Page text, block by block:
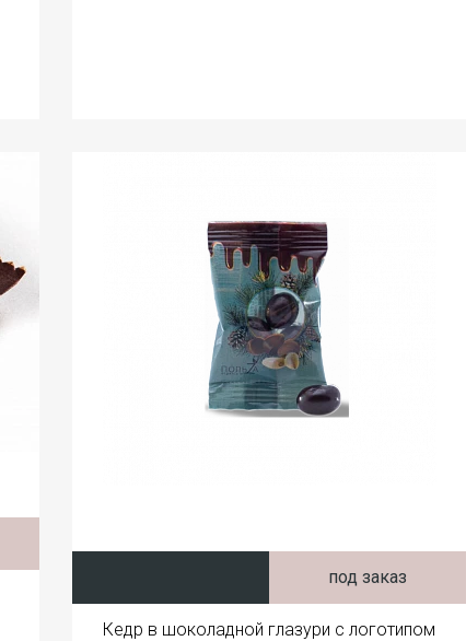
под заказ
Кедр в шоколадной глазури с логотипом